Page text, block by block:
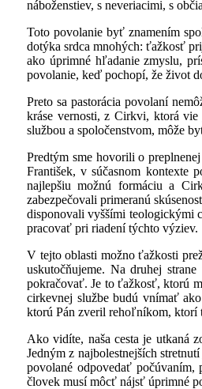
náboženstiev, s neveriacimi, s
Toto povolanie byť znamením
dotýka srdca mnohých: ťažkosť
ako úprimné hľadanie zmyslu,
povolanie, keď pochopí, že život
Preto sa pastorácia povolaní
kráse vernosti, z Cirkvi, ktorá vie
službou a spoločenstvom, môže
Predtým sme hovorili o
František, v súčasnom kontexte
najlepšiu možnú formáciu a
zabezpečovali primeranú
disponovali vyššími teologickými
pracovať pri riadení týchto výziev.
V tejto oblasti možno ťažkosti
uskutočňujeme. Na druhej
pokračovať. Je to ťažkosť, ktorú
cirkevnej službe budú vnímať
ktorú Pán zveril rehoľníkom, ktorí
Ako vidíte, naša cesta je utkaná
Jedným z najbolestnejších
povolané odpovedať počúvaním,
človek musí môcť nájsť úprimné